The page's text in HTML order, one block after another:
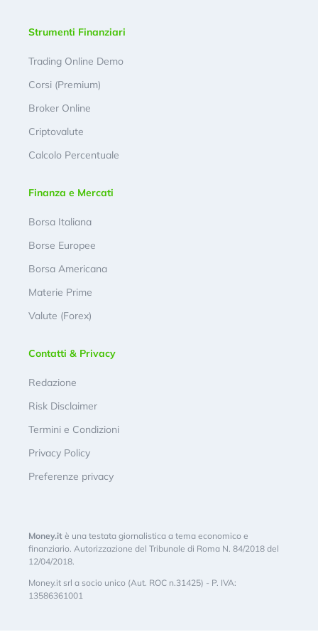
Strumenti Finanziari
Trading Online Demo
Corsi (Premium)
Broker Online
Criptovalute
Calcolo Percentuale
Finanza e Mercati
Borsa Italiana
Borse Europee
Borsa Americana
Materie Prime
Valute (Forex)
Contatti & Privacy
Redazione
Risk Disclaimer
Termini e Condizioni
Privacy Policy
Preferenze privacy
Money.it è una testata giornalistica a tema economico e
finanziario. Autorizzazione del Tribunale di Roma N. 84/2018 del
12/04/2018.
Money.it srl a socio unico (Aut. ROC n.31425) - P. IVA:
13586361001